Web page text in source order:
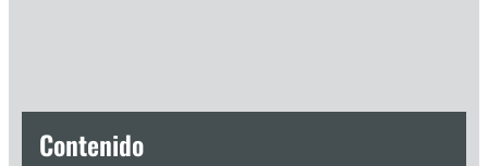
Contenido